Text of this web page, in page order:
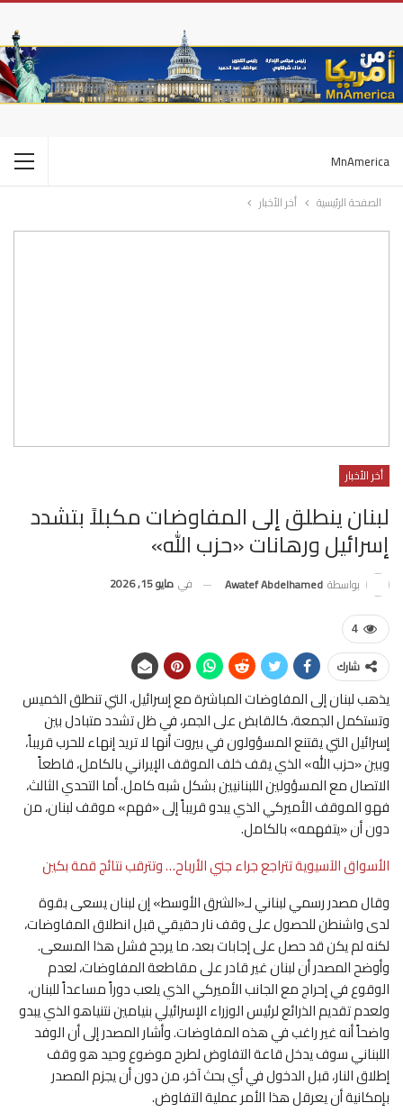
MnAmerica
الصفحة الرئيسية أخر الأخبار
أخر الأخبار
لبنان ينطلق إلى المفاوضات مكبلاً بتشدد
إسرائيل ورهانات «حزب الله»
بواسطة Awatef Abdelhamed في مايو 15, 2026
4
شارك
يذهب لبنان إلى المفاوضات المباشرة مع إسرائيل، التي تنطلق الخميس
وتستكمل الجمعة، كالقابض على الجمر، في ظل تشدد متبادل بين
إسرائيل التي يقتنع المسؤولون في بيروت أنها لا تريد إنهاء للحرب قريباً،
وبين «حزب الله» الذي يقف خلف الموقف الإيراني بالكامل، قاطعاً
الاتصال مع المسؤولين اللبنانيين بشكل شبه كامل. أما التحدي الثالث،
فهو الموقف الأميركي الذي يبدو قريباً إلى «فهم» موقف لبنان، من
دون أن «يتفهمه» بالكامل.
الأسواق الآسيوية تتراجع جراء جني الأرباح… وتترقب نتائج قمة بكين
وقال مصدر رسمي لبناني لـ«الشرق الأوسط» إن لبنان يسعى بقوة
لدى واشنطن للحصول على وقف نار حقيقي قبل انطلاق المفاوضات،
لكنه لم يكن قد حصل على إجابات بعد، ما يرجح فشل هذا المسعى.
وأوضح المصدر أن لبنان غير قادر على مقاطعة المفاوضات، لعدم
الوقوع في إحراج مع الجانب الأميركي الذي يلعب دوراً مساعداً للبنان،
ولعدم تقديم الذرائع لرئيس الوزراء الإسرائيلي بنيامين نتنياهو الذي يبدو
واضحاً أنه غير راغب في هذه المفاوضات. وأشار المصدر إلى أن الوفد
اللبناني سوف يدخل قاعة التفاوض لطرح موضوع وحيد هو وقف
إطلاق النار، قبل الدخول في أي بحث آخر، من دون أن يجزم المصدر
بإمكانية أن يعرقل هذا الأمر عملية التفاوض.